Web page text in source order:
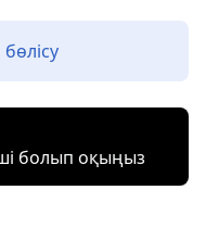
болып оқыңыз